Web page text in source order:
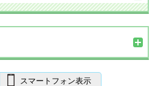
スマートフォン表示